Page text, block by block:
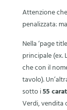
Attenzione
penalizzata:
Nella ‘page
principale
che con il
tavolo).
sotto i55
Verdi, vendita